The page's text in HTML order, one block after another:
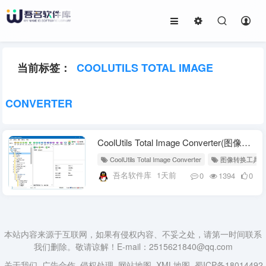
当前标签： COOLUTILS TOTAL IMAGE
CONVERTER
CoolUtils Total Image Converter(图像转换工具) v8.5.0.331 多语便携版
CoolUtils Total Image Converter 图像转换工具
吾名软件库 1天前 0 1394 0
本站内容来源于互联网，如果有侵权内容、不妥之处，请第一时间联系
我们删除。敬请谅解！E-mail：2515621840@qq.com